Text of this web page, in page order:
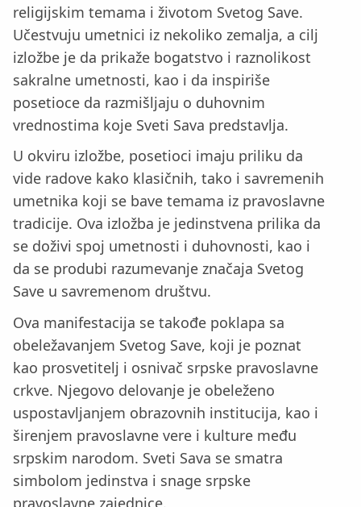
religijskim temama i životom Svetog Save.
Učestvuju umetnici iz nekoliko zemalja, a cilj
izložbe je da prikaže bogatstvo i raznolikost
sakralne umetnosti, kao i da inspiriše
posetioce da razmišljaju o duhovnim
vrednostima koje Sveti Sava predstavlja.
U okviru izložbe, posetioci imaju priliku da
vide radove kako klasičnih, tako i savremenih
umetnika koji se bave temama iz pravoslavne
tradicije. Ova izložba je jedinstvena prilika da
se doživi spoj umetnosti i duhovnosti, kao i
da se produbi razumevanje značaja Svetog
Save u savremenom društvu.
Ova manifestacija se takođe poklapa sa
obeležavanjem Svetog Save, koji je poznat
kao prosvetitelj i osnivač srpske pravoslavne
crkve. Njegovo delovanje je obeleženo
uspostavljanjem obrazovnih institucija, kao i
širenjem pravoslavne vere i kulture među
srpskim narodom. Sveti Sava se smatra
simbolom jedinstva i snage srpske
pravoslavne zajednice.